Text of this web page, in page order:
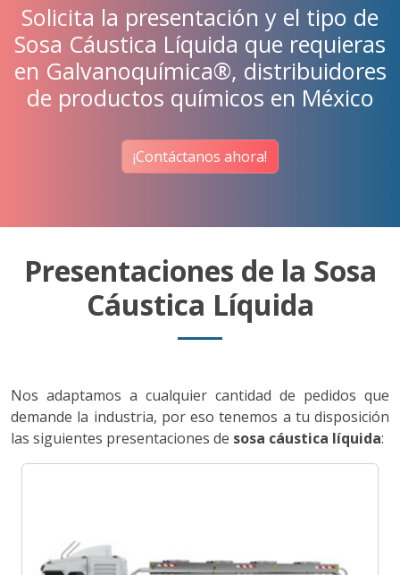
Solicita la presentación y el tipo de
Sosa Cáustica Líquida que requieras
en Galvanoquímica®, distribuidores
de productos químicos en México
¡Contáctanos ahora!
Presentaciones de la Sosa
Cáustica Líquida
Nos adaptamos a cualquier cantidad de pedidos que
demande la industria, por eso tenemos a tu disposición
las siguientes presentaciones de sosa cáustica líquida: